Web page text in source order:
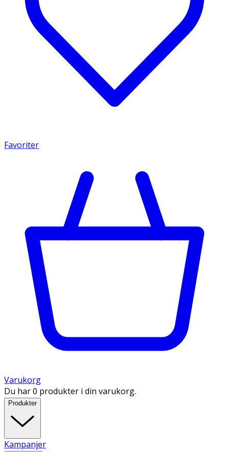
Favoriter
Varukorg
Du har 0 produkter i din varukorg.
Produkter
Kampanjer